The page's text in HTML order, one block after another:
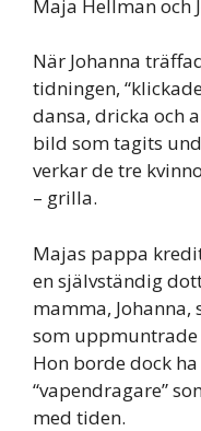
Maja Hellman och
När Johanna
tidningen,
dansa, dricka och
bild som tagits
verkar de tre
– grilla.
Majas pappa
en självständig
mamma, Johanna,
som uppmuntrade
Hon borde dock
“vapendragare”
med tiden.